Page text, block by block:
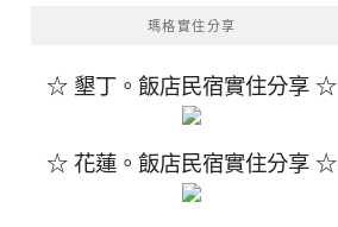
瑪格實住分享
☆ 墾丁。飯店民宿實住分享 ☆
☆ 花蓮。飯店民宿實住分享 ☆